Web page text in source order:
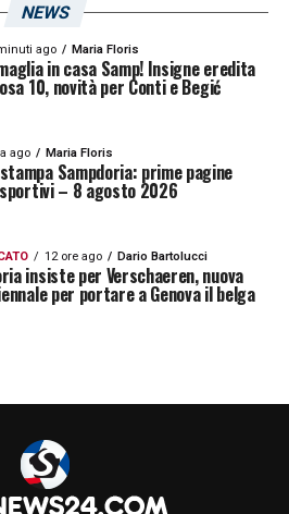
inSerie A.
NOSTRE TOP NEWS
NEWS
ago Maria Floris
in casa Samp! Insigne eredita
10, novità per Conti e Begić
ago Maria Floris
Sampdoria: prime pagine
– 8 agosto 2026
12 ore ago Dario Bartolucci
insiste per Verschaeren, nuova
per portare a Genova il belga